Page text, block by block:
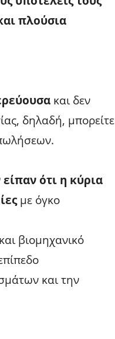
πλούσια
και δεν
δηλαδή, μπορείτε
ότι η κύρια
με όγκο
βιομηχανικό
και την